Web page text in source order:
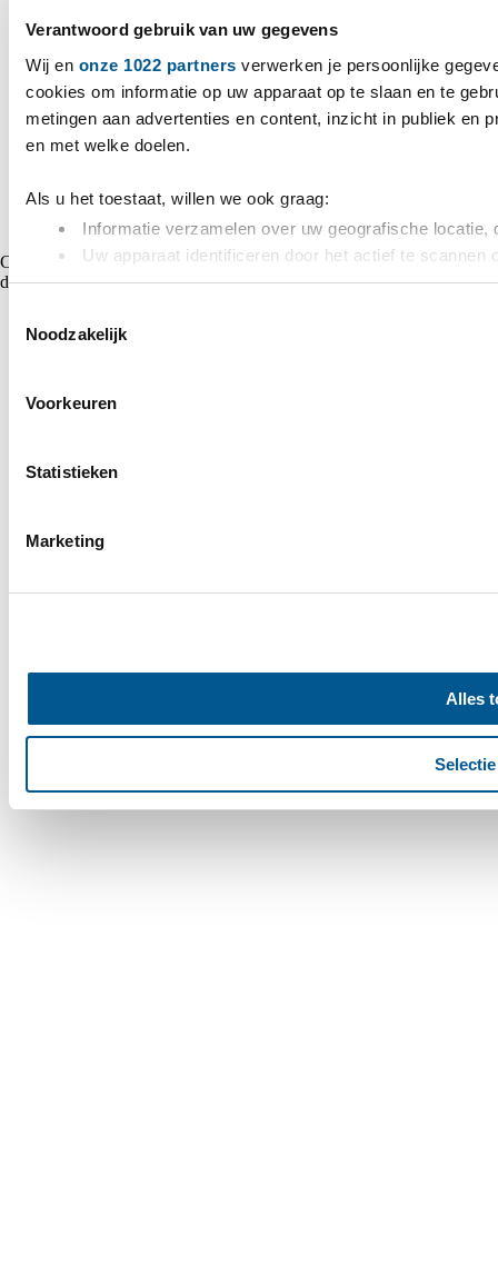
Verantwoord gebruik van uw gegevens
Wij en onze 1022 partners verwerken je persoonlijke
cookies om informatie op uw apparaat op te slaan en te
metingen aan advertenties en content, inzicht in publiek en
en met welke doelen.
Als u het toestaat, willen we ook graag:
Informatie verzamelen over uw geografische
Uw apparaat identificeren door het actief te scannen
Lees meer over hoe uw persoonlijke gegevens worden
websiteverkeer te analyseren. Ook delen we informatie
Noodzakelijk
Voorkeuren
Statistieken
Marketing
Alles
Copyright © 2026 VDH Power Alle rechten voorbehouden - Gemaakt
doorMarshmallow